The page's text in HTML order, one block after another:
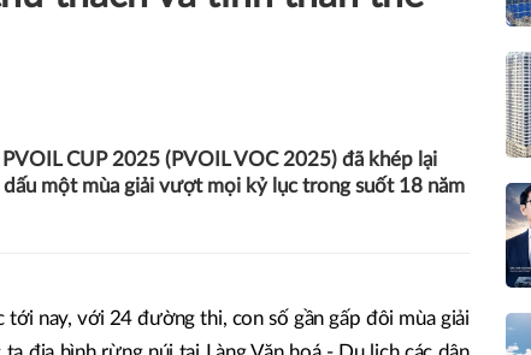
CUP 2025 (PVOIL VOC 2025) đã khép lại
một mùa giải vượt mọi kỷ lục trong suốt 18 năm
nay, với 24 đường thi, con số gần gấp đôi mùa giải